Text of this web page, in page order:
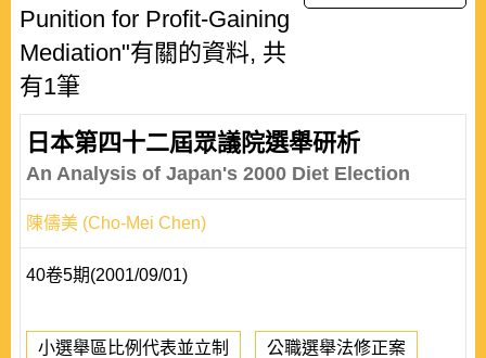
Punition for Profit-Gaining
Mediation"有關的資料, 共
有1筆
日本第四十二屆眾議院選舉研析
An Analysis of Japan's 2000 Diet Election
陳儔美 (Cho-Mei Chen)
40卷5期(2001/09/01)
小選舉區比例代表並立制 公職選舉法修正案